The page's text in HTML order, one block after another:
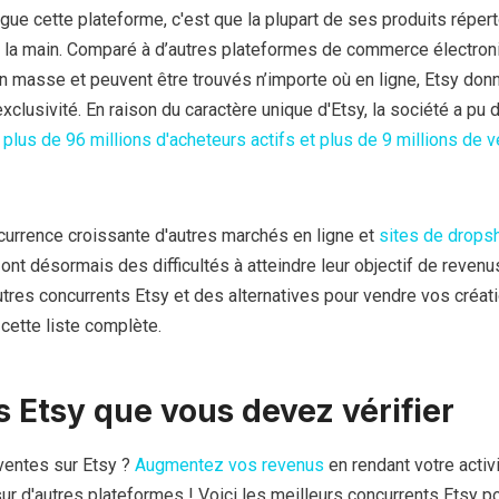
cette plateforme, c'est que la plupart de ses produits
main. Comparé à d’autres plateformes de commerce
et peuvent être trouvés n’importe où en ligne, Etsy
En raison du caractère unique d'Etsy, la société a pu
plus de 96 millions d'acheteurs actifs et plus de 9 millions de
croissante d'autres marchés en ligne et sites de
désormais des difficultés à atteindre leur objectif de
concurrents Etsy et des alternatives pour vendre vos
liste complète.
Etsy que vous devez vérifier
sur Etsy ? Augmentez vos revenus en rendant votre